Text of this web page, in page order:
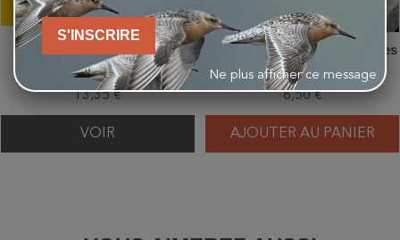
13,35 €
VOIR
Boîte d'observation d'insectes
en bois
8,50 €
AJOUTER AU PANIER
S'INSCRIRE
Ne plus afficher ce message